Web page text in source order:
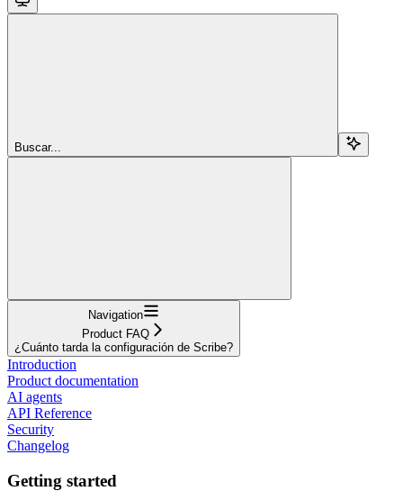
Buscar...
Navigation
Product FAQ
¿Cuánto tarda la configuración de Scribe?
Introduction
Product documentation
AI agents
API Reference
Security
Changelog
Getting started